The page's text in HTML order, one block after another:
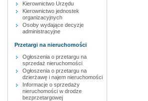
Kierownictwo Urzędu
Kierownictwo jednostek
organizacyjnych
Osoby wydające decyzje
administracyjne
Przetargi na nieruchomości
Ogłoszenia o przetargu na
sprzedaż nieruchomości
Ogłoszenia o przetargu na
dzierżawę i najem nieruchomości
Informacje o sprzedaży
nieruchomości w drodze
bezprzetargowej